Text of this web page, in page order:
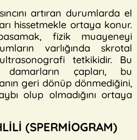
artıran durumlarda el
hissetmekle ortaya konur.
fizik muayeneyi
varlığında skrotal
tetkikidir. Bu
çapları, bu
geri dönüp dönmediğini,
olup olmadığını ortaya
(SPERMİOGRAM)